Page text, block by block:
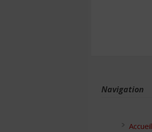
Navigation
Accueil